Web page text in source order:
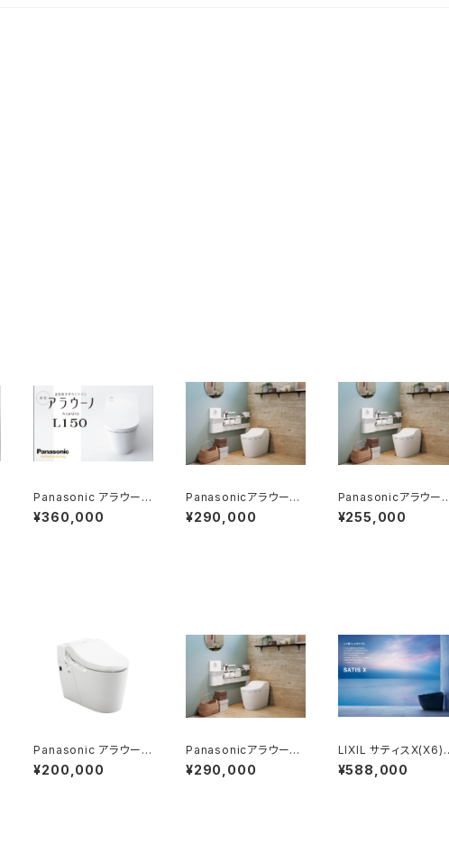
Panasonic アラウーノ
L150(タイプ2)基本工事
費コミコミプラン
¥360,000
Panasonicアラウーノ
S160（タイプ1） 基本工
事費コミコミプラン
¥290,000
Panasonicアラウー
S160（タイプ2） 基本工
事費コミコミプラン
¥255,000
Panasonic アラウーノ
V(S4)基本工事費コミ
コミプラン
¥200,000
Panasonicアラウーノ
S160（タイプ1） 基本工
事費コミコミプラン
¥290,000
LIXIL サティスX(X6)
基本工事費コミコミプラ
ン
¥588,000